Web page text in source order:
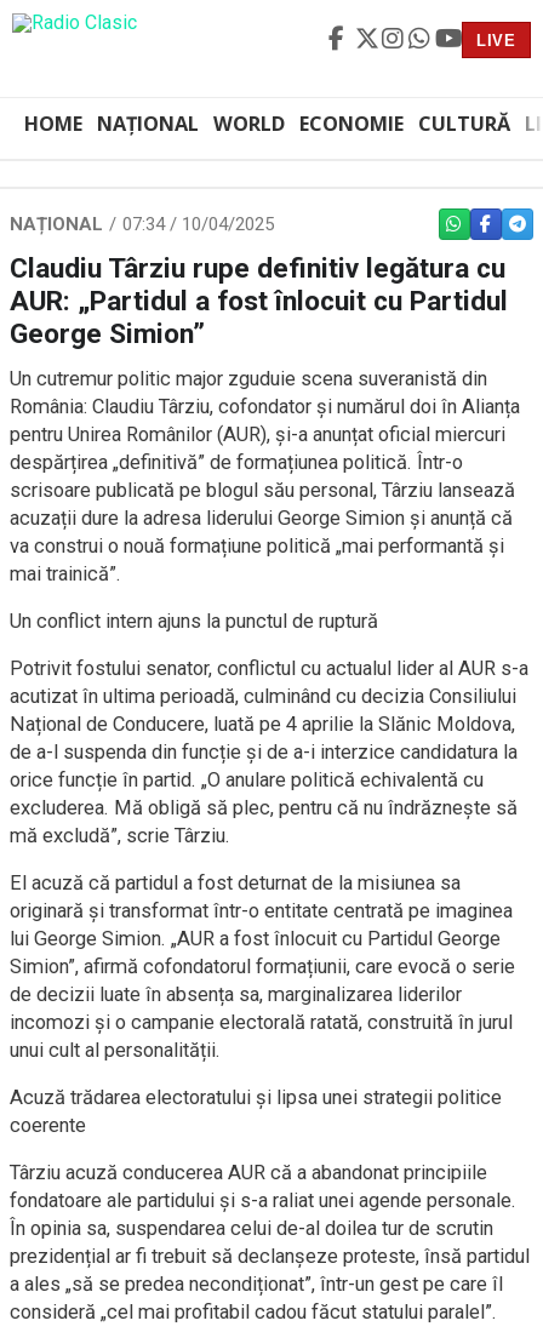
LIVE
HOME NAȚIONAL WORLD ECONOMIE CULTURĂ
NAȚIONAL 07:34 / 10/04/2025 WHATSAPP
Claudiu Târziu rupe definitiv legătura cu
AUR: „Partidul a fost înlocuit cu Partidul
George Simion”
Un cutremur politic major zguduie scena suveranistă din
România: Claudiu Târziu, cofondator și numărul doi în Alianța
pentru Unirea Românilor (AUR), și-a anunțat oficial miercuri
despărțirea „definitivă” de formațiunea politică. Într-o
scrisoare publicată pe blogul său personal, Târziu lansează
acuzații dure la adresa liderului George Simion și anunță că
va construi o nouă formațiune politică „mai performantă și
mai trainică”.
Un conflict intern ajuns la punctul de ruptură
Potrivit fostului senator, conflictul cu actualul lider al AUR s-a
acutizat în ultima perioadă, culminând cu decizia Consiliului
Național de Conducere, luată pe 4 aprilie la Slănic Moldova,
de a-l suspenda din funcție și de a-i interzice candidatura la
orice funcție în partid. „O anulare politică echivalentă cu
excluderea. Mă obligă să plec, pentru că nu îndrăznește să
mă excludă”, scrie Târziu.
El acuză că partidul a fost deturnat de la misiunea sa
originară și transformat într-o entitate centrată pe imaginea
lui George Simion. „AUR a fost înlocuit cu Partidul George
Simion”, afirmă cofondatorul formațiunii, care evocă o serie
de decizii luate în absența sa, marginalizarea liderilor
incomozi și o campanie electorală ratată, construită în jurul
unui cult al personalității.
Acuză trădarea electoratului și lipsa unei strategii politice
coerente
Târziu acuză conducerea AUR că a abandonat principiile
fondatoare ale partidului și s-a raliat unei agende personale.
În opinia sa, suspendarea celui de-al doilea tur de scrutin
prezidențial ar fi trebuit să declanșeze proteste, însă partidul
a ales „să se predea necondiționat”, într-un gest pe care îl
consideră „cel mai profitabil cadou făcut statului paralel”.